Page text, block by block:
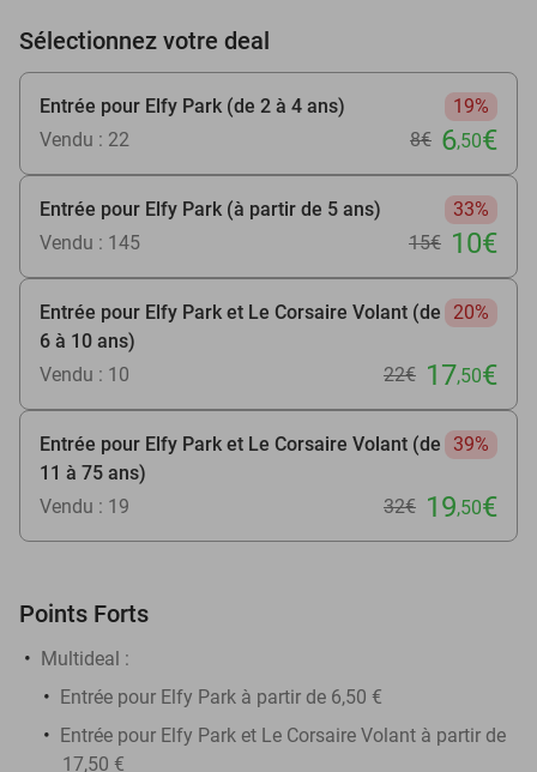
Sélectionnez votre deal
Entrée pour Elfy Park (de 2 à 4 ans)
19%
Vendu : 22
8€ 6,50€
Entrée pour Elfy Park (à partir de 5 ans)
33%
Vendu : 145
15€ 10€
Entrée pour Elfy Park et Le Corsaire Volant (de
6 à 10 ans)
20%
Vendu : 10 22€ 17,50€
Entrée pour Elfy Park et Le Corsaire Volant (de
11 à 75 ans)
39%
Vendu : 19 32€ 19,50€
Points Forts
Multideal :
Entrée pour Elfy Park à partir de 6,50 €
Entrée pour Elfy Park et Le Corsaire Volant à partir de
17,50 €